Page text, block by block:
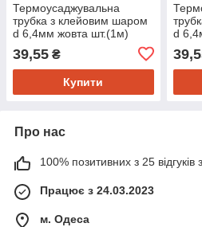
Термоусаджувальна
трубка з клейовим шаром
d 6,4мм жовта шт.(1м)
39,55 ₴
Купити
d
Про нас
100% позитивних з 25 відгуків
Працює з 24.03.2023
м. Одеса